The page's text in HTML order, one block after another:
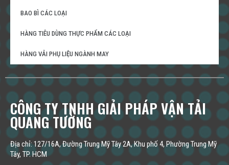
BAO BÌ CÁC LOẠI
HÀNG TIÊU DÙNG THỰC PHẨM CÁC LOẠI
HÀNG VẢI PHỤ LIỆU NGÀNH MAY
CÔNG TY TNHH GIẢI PHÁP VẬN TẢI
QUANG TƯỜNG
Địa chỉ: 127/16A, Đường Trung Mỹ Tây 2A, Khu phố 4, Phường Trung Mỹ
Tây, TP. HCM